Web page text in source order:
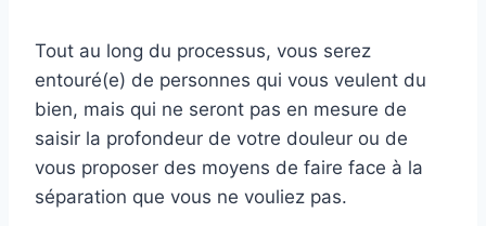
Tout au long du processus, vous serez
entouré(e) de personnes qui vous veulent du
bien, mais qui ne seront pas en mesure de
saisir la profondeur de votre douleur ou de
vous proposer des moyens de faire face à la
séparation que vous ne vouliez pas.